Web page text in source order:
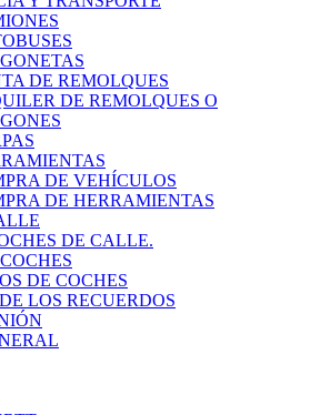
DE REMOLQUES
DE REMOLQUES O
DE VEHÍCULOS
DE HERRAMIENTAS
DE CALLE.
DE COCHES
LOS RECUERDOS